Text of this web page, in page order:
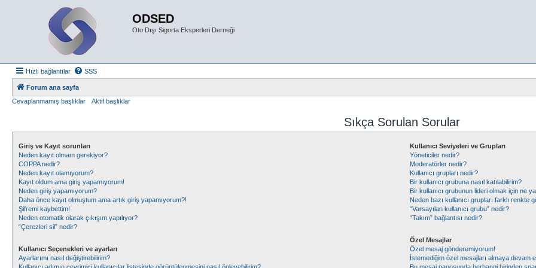
ODSED
Oto Dışı Sigorta Eksperleri Derneği
Hızlı bağlantılar SSS
Forum ana sayfa
Cevaplanmamış başlıklar
Aktif başlıklar
Sıkça Sorulan Sorular
Giriş ve Kayıt sorunları
Neden kayıt olmam gerekiyor?
COPPA nedir?
Neden kayıt olamıyorum?
Kayıt oldum ama giriş yapamıyorum!
Neden giriş yapamıyorum?
Daha önce kayıt olmuştum ama artık giriş yapamıyorum?!
Şifremi kaybettim!
Neden otomatik olarak çıkışım yapılıyor?
“Çerezleri sil” nedir?
Kullanıcı Seçenekleri ve ayarları
Ayarlarımı nasıl değiştirebilirim?
Kullanıcı Seviyeleri ve Grupları
Yöneticiler nedir?
Moderatörler nedir?
Kullanıcı grupları nedir?
Bir kullanıcı grubuna nasıl katılabilirim?
Bir kullanıcı grubunun lideri olmak için ne
Neden bazı kullanıcı grupları farklı renkte
“Varsayılan kullanıcı grubu” nedir?
“Takım” bağlantısı nedir?
Özel Mesajlar
Özel mesaj gönderemiyorum!
İstemediğim özel mesajları almaya devam